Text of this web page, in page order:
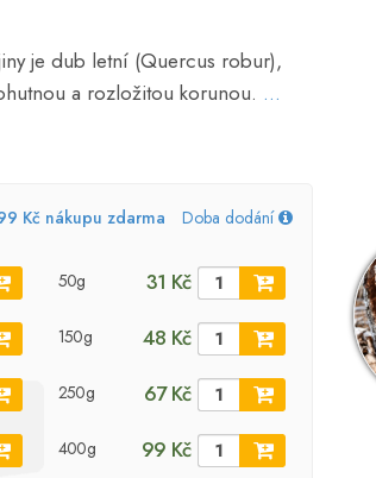
je dub letní (Quercus robur),
a rozložitou korunou. ...
Kč nákupu zdarma Doba dodání
50g 31 Kč
150g 48 Kč
250g 67 Kč
400g 99 Kč